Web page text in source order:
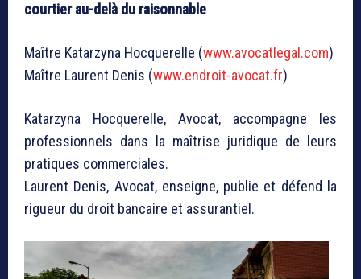
courtier au-delà du raisonnable
Maître Katarzyna Hocquerelle (www.avocatlegal.com)
Maître Laurent Denis (www.endroit-avocat.fr)
Katarzyna Hocquerelle, Avocat, accompagne les
professionnels dans la maîtrise juridique de leurs
pratiques commerciales.
Laurent Denis, Avocat, enseigne, publie et défend la
rigueur du droit bancaire et assurantiel.